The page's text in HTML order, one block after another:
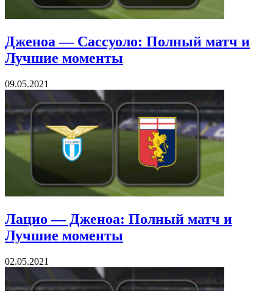
Дженоа — Сассуоло: Полный матч и
Лучшие моменты
09.05.2021
Лацио — Дженоа: Полный матч и
Лучшие моменты
02.05.2021